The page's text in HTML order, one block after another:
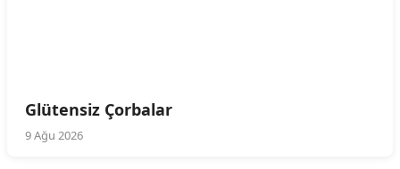
Glütensiz Çorbalar
9 Ağu 2026